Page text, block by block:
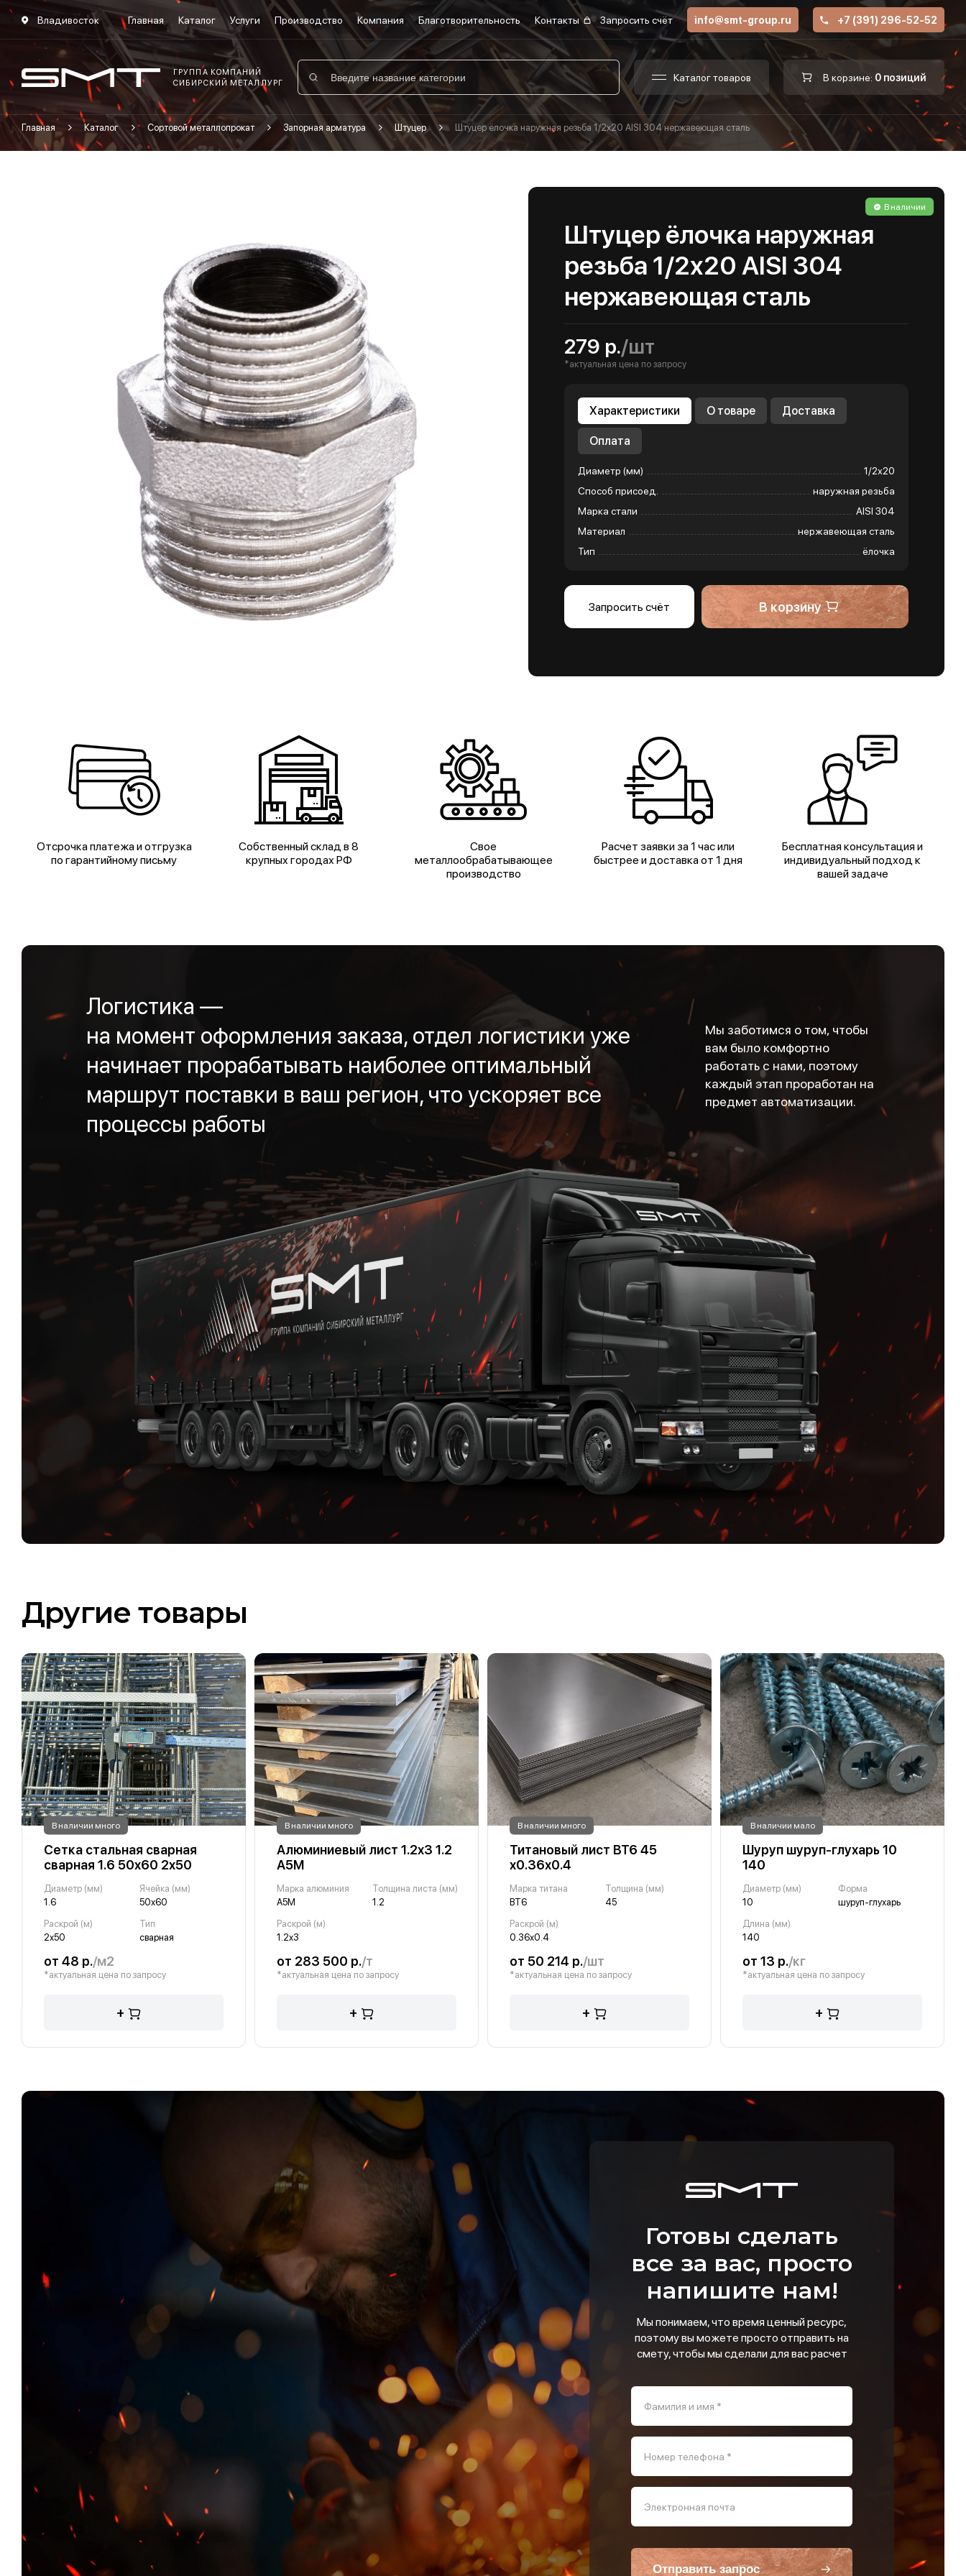
Владивосток Главная Каталог Услуги Производство Компания Благотворительность Контакты Запросить счёт info@smt-group.ru +7 (391) 296-52-52
ГРУППА КОМПАНИЙ
СИБИРСКИЙ МЕТАЛЛУРГ
Каталог товаров В корзине: 0 позиций
Главная Каталог Сортовой металлопрокат Запорная арматура Штуцер Штуцер ёлочка наружная резьба 1/2х20 AISI 304 нержавеющая сталь
В наличии
Штуцер ёлочка наружная
резьба 1/2х20 AISI 304
нержавеющая сталь
279 р./шт
*актуальная цена по запросу
Характеристики О товаре Доставка
Оплата
Диаметр (мм)
1/2х20
Способ присоед.
наружная резьба
Марка стали
AISI 304
Материал
нержавеющая сталь
Тип
ёлочка
Запросить счёт В корзину
Отсрочка платежа и отгрузка
по гарантийному письму
Собственный склад в 8
крупных городах РФ
Свое
металлообрабатывающее
производство
Расчет заявки за 1 час или
быстрее и доставка от 1 дня
Бесплатная консультация и
индивидуальный подход к
вашей задаче
Логистика —
на момент оформления заказа, отдел логистики уже
начинает прорабатывать наиболее оптимальный
маршрут поставки в ваш регион, что ускоряет все
процессы работы
Мы заботимся о том, чтобы
вам было комфортно
работать с нами, поэтому
каждый этап проработан на
предмет автоматизации.
Другие товары
В наличии много
Сетка стальная сварная
сварная 1.6 50х60 2х50
Диаметр (мм)
1.6
Ячейка (мм)
50х60
Раскрой (м)
2х50
Тип
сварная
от 48 р./м2
*актуальная цена по запросу
+
В наличии много
Алюминиевый лист 1.2х3 1.2
А5М
Марка алюминия
А5М
Толщина листа (мм)
1.2
Раскрой (м)
1.2х3
от 283 500 р./т
*актуальная цена по запросу
+
В наличии много
Титановый лист ВТ6 45
х0.36х0.4
Марка титана
ВТ6
Толщина (мм)
45
Раскрой (м)
0.36х0.4
от 50 214 р./шт
*актуальная цена по запросу
+
В наличии мало
Шуруп шуруп-глухарь 10
140
Диаметр (мм)
10
Форма
шуруп-глухарь
Длина (мм)
140
от 13 р./кг
*актуальная цена по запросу
+
Готовы сделать
все за вас, просто
напишите нам!
Мы понимаем, что время ценный ресурс,
поэтому вы можете просто отправить на
смету, чтобы мы сделали для вас расчет
Фамилия и имя *
Номер телефона *
Электронная почта
Отправить запрос